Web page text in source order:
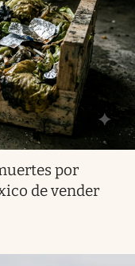
por
de vender